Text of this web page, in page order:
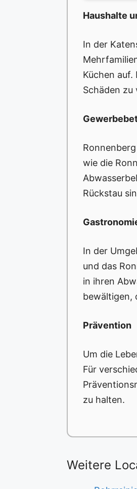
Haushalte
In der
Küchen
Schäden zu
wie die
Rückstau
In der
und das
in ihren
bewältigen,
Prävention
Um die
Für
zu halten.
Weitere